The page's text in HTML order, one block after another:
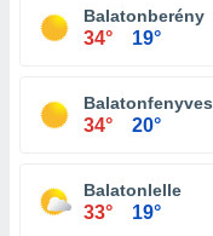
Balatonberény
34° 19°
Balatonfenyves
34° 20°
Balatonlelle
33° 19°